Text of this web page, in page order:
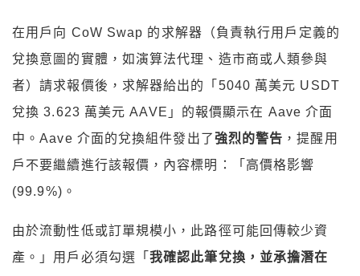
在用戶向 CoW Swap 的求解器（負責執行用戶定義的
兌換意圖的實體，如演算法代理、造市商或人類參與
者）請求報價後，求解器給出的「5040 萬美元 USDT
兌換 3.623 萬美元 AAVE」的報價顯示在 Aave 介面
中。Aave 介面的兌換組件發出了強烈的警告 ，提醒用
戶不要繼續進行該報價，內容標明：「高價格影響
(99.9%)。
由於流動性低或訂單規模小，此路徑可能回傳較少資
產。」用戶必須勾選「我確認此筆兌換，並承擔潛在